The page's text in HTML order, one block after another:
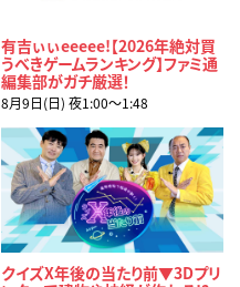
有吉ぃぃeeeee!【2026年絶対買
うべきゲームランキング】ファミ通
編集部がガチ厳選！
8月9日(日) 夜1:00〜1:48
クイズX年後の当たり前▼3Dプリ